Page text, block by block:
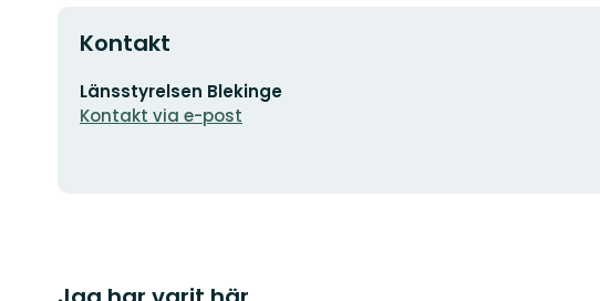
Kontakt
E-
postadress
Länsstyrelsen Blekinge
Kontakt via e-post